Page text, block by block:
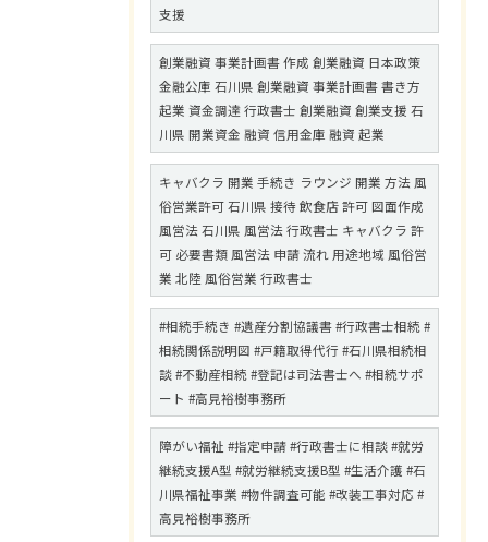
支援
創業融資 事業計画書 作成 創業融資 日本政策
金融公庫 石川県 創業融資 事業計画書 書き方
起業 資金調達 行政書士 創業融資 創業支援 石
川県 開業資金 融資 信用金庫 融資 起業
キャバクラ 開業 手続き ラウンジ 開業 方法 風
俗営業許可 石川県 接待 飲食店 許可 図面作成
風営法 石川県 風営法 行政書士 キャバクラ 許
可 必要書類 風営法 申請 流れ 用途地域 風俗営
業 北陸 風俗営業 行政書士
#相続手続き #遺産分割協議書 #行政書士相続 #
相続関係説明図 #戸籍取得代行 #石川県相続相
談 #不動産相続 #登記は司法書士へ #相続サポ
ート #高見裕樹事務所
障がい福祉 #指定申請 #行政書士に相談 #就労
継続支援A型 #就労継続支援B型 #生活介護 #石
川県福祉事業 #物件調査可能 #改装工事対応 #
高見裕樹事務所